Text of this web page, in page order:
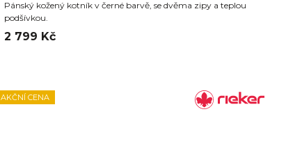
Pánský kožený kotník v černé barvě, se dvěma zipy a teplou
podšívkou.
2 799 Kč
AKČNÍ CENA